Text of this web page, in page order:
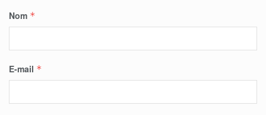
Nom *
E-mail *